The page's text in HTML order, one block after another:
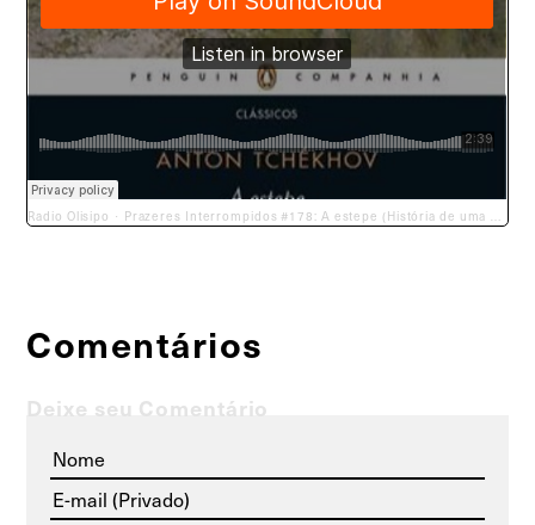
Radio Olisipo · Prazeres Interrompidos #178: A estepe (História de uma viagem)- Anton Chekhov (1881)
Comentários
Deixe seu Comentário